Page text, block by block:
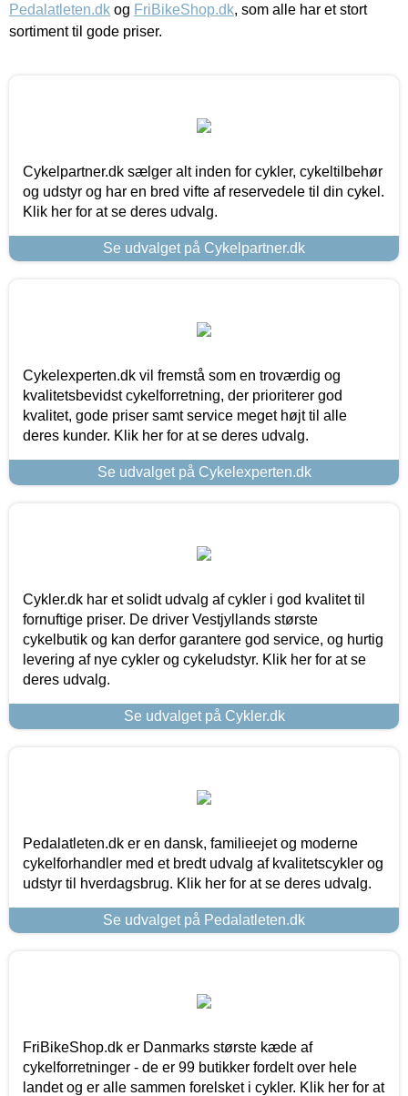
Pedalatleten.dk og FriBikeShop.dk, som alle har et stort
sortiment til gode priser.
Cykelpartner.dk sælger alt inden for cykler, cykeltilbehør
og udstyr og har en bred vifte af reservedele til din cykel.
Klik her for at se deres udvalg.
Se udvalget på Cykelpartner.dk
Cykelexperten.dk vil fremstå som en troværdig og
kvalitetsbevidst cykelforretning, der prioriterer god
kvalitet, gode priser samt service meget højt til alle
deres kunder. Klik her for at se deres udvalg.
Se udvalget på Cykelexperten.dk
Cykler.dk har et solidt udvalg af cykler i god kvalitet til
fornuftige priser. De driver Vestjyllands største
cykelbutik og kan derfor garantere god service, og hurtig
levering af nye cykler og cykeludstyr. Klik her for at se
deres udvalg.
Se udvalget på Cykler.dk
Pedalatleten.dk er en dansk, familieejet og moderne
cykelforhandler med et bredt udvalg af kvalitetscykler og
udstyr til hverdagsbrug. Klik her for at se deres udvalg.
Se udvalget på Pedalatleten.dk
FriBikeShop.dk er Danmarks største kæde af
cykelforretninger - de er 99 butikker fordelt over hele
landet og er alle sammen forelsket i cykler. Klik her for at